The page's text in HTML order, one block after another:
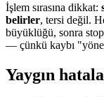
İşlem sırasına dikkat:
belirler, tersi değil.
büyüklüğü, sonra
— çünkü kaybı
Yaygın